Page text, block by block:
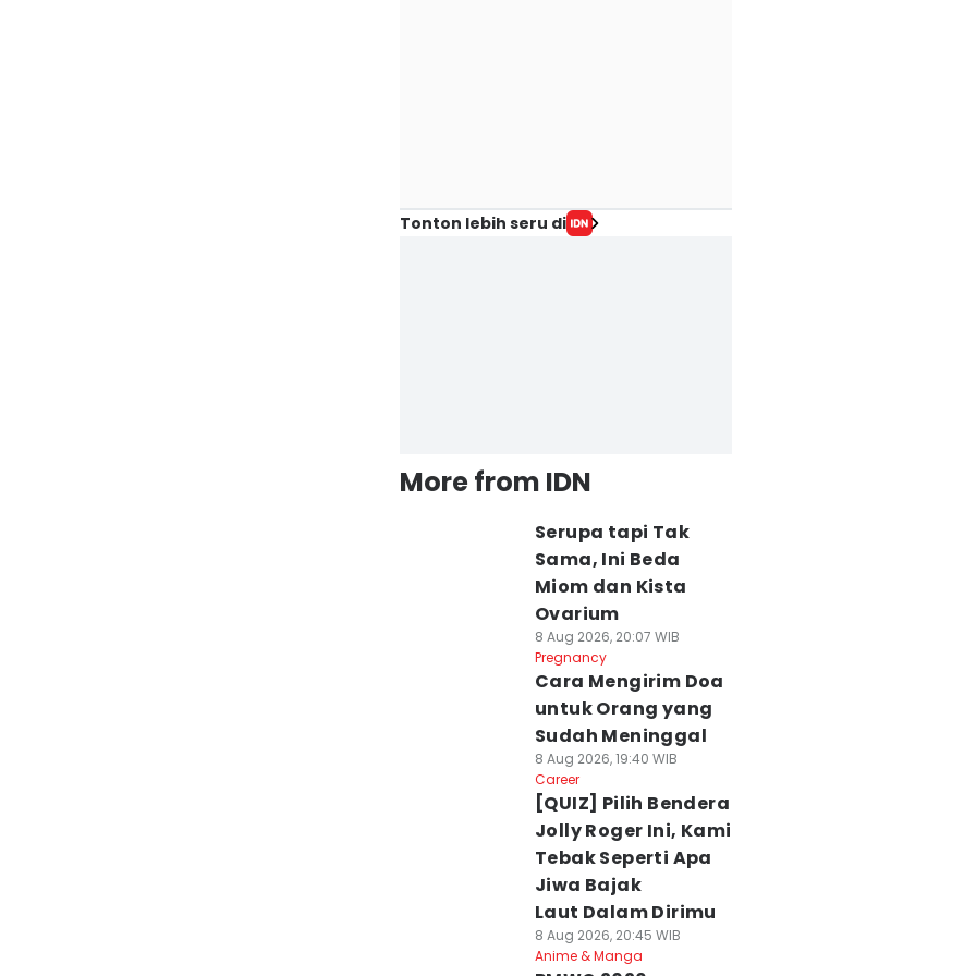
Tonton lebih seru di
More from IDN
Serupa tapi Tak
Sama, Ini Beda
Miom dan Kista
Ovarium
8 Aug 2026, 20:07 WIB
Pregnancy
Cara Mengirim Doa
untuk Orang yang
Sudah Meninggal
8 Aug 2026, 19:40 WIB
Career
[QUIZ] Pilih Bendera
Jolly Roger Ini, Kami
Tebak Seperti Apa
Jiwa Bajak
Laut Dalam Dirimu
8 Aug 2026, 20:45 WIB
Anime & Manga